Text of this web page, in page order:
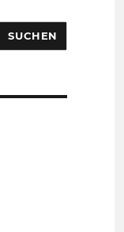
SUCHEN